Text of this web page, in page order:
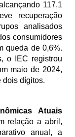
117,1
recuperação
analisados
consumidores
queda de 0,6%.
o IEC registrou
maio de 2024,
dois dígitos.
Atuais
relação a abril,
anual, a